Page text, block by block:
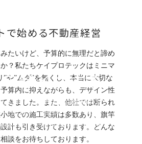
ザインする
の方向けに、共同住宅や福祉施設の設
ております。 建設コンサルティング会
ることで、土地の相談から建物運営開
します。お気軽にご相談ください。
で始める不動産経営
たいけど、予算的に無理だと諦め
？私たちケイプロテックはミニマ
”や”ムダ”を無くし、本当に大切な
算内に抑えながらも、デザイン性
きました。また、他社では断られ
地での施工実績は多数あり、旗竿
計も引き受けております。どんな
談をお待ちしております。